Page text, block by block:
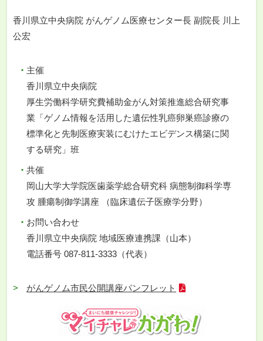
香川県立中央病院 がんゲノム医療センター長 副院長 川上
公宏
主催
香川県立中央病院
厚生労働科学研究費補助金がん対策推進総合研究事
業「ゲノム情報を活用した遺伝性乳癌卵巣癌診療の
標準化と先制医療実装にむけたエビデンス構築に関
する研究」班
共催
岡山大学大学院医歯薬学総合研究科 病態制御科学専
攻 腫瘍制御学講座 （臨床遺伝子医療学分野）
お問い合わせ
香川県立中央病院 地域医療連携課（山本）
電話番号 087-811-3333（代表）
がんゲノム市民公開講座パンフレット